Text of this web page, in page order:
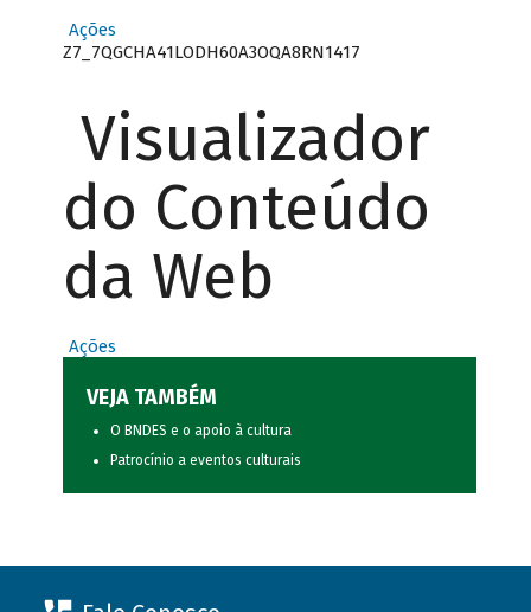
Ações
Z7_7QGCHA41LODH60A3OQA8RN1417
Visualizador
do Conteúdo
da Web
Ações
VEJA TAMBÉM
O BNDES e o apoio à cultura
Patrocínio a eventos culturais